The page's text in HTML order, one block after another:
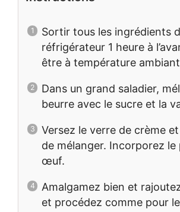
Sortir tous les ingrédients
réfrigérateur 1 heure à
être à température
Dans un grand saladier,
beurre avec le sucre et la
Versez le verre de crème
de mélanger. Incorporez le
œuf.
Amalgamez bien et
et procédez comme pour